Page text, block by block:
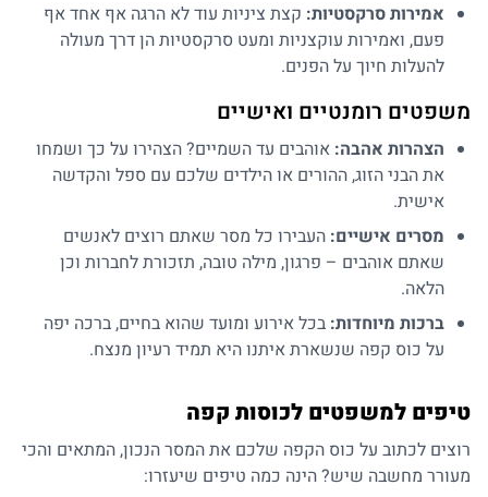
אמירות סרקסטיות: קצת ציניות עוד לא הרגה אף אחד אף
פעם, ואמירות עוקצניות ומעט סרקסטיות הן דרך מעולה
להעלות חיוך על הפנים.
משפטים רומנטיים ואישיים
הצהרות אהבה: אוהבים עד השמיים? הצהירו על כך ושמחו
את הבני הזוג, ההורים או הילדים שלכם עם ספל והקדשה
אישית.
מסרים אישיים: העבירו כל מסר שאתם רוצים לאנשים
שאתם אוהבים – פרגון, מילה טובה, תזכורת לחברות וכן
הלאה.
ברכות מיוחדות: בכל אירוע ומועד שהוא בחיים, ברכה יפה
על כוס קפה שנשארת איתנו היא תמיד רעיון מנצח.
טיפים למשפטים לכוסות קפה
רוצים לכתוב על כוס הקפה שלכם את המסר הנכון, המתאים והכי
מעורר מחשבה שיש? הינה כמה טיפים שיעזרו: